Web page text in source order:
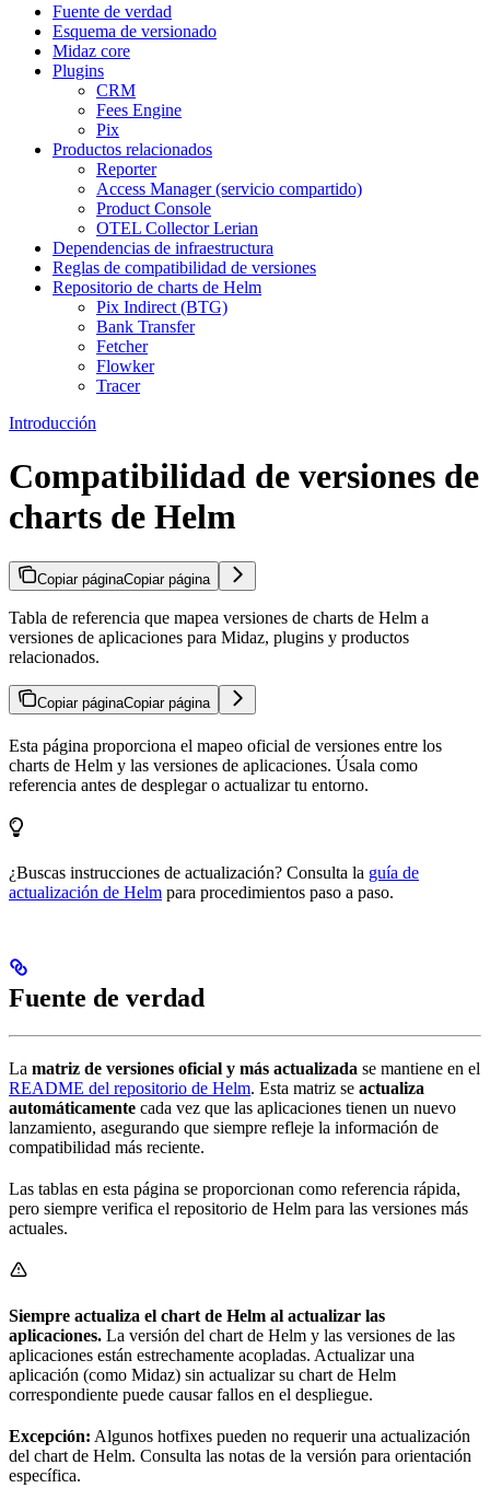
Fuente de verdad
Esquema de versionado
Midaz core
Plugins
CRM
Fees Engine
Pix
Productos relacionados
Reporter
Access Manager (servicio compartido)
Product Console
OTEL Collector Lerian
Dependencias de infraestructura
Reglas de compatibilidad de versiones
Repositorio de charts de Helm
Pix Indirect (BTG)
Bank Transfer
Fetcher
Flowker
Tracer
Introducción
Compatibilidad de versiones de
charts de Helm
Copiar páginaCopiar página
Tabla de referencia que mapea versiones de charts de Helm a
versiones de aplicaciones para Midaz, plugins y productos
relacionados.
Copiar páginaCopiar página
Esta página proporciona el mapeo oficial de versiones entre los
charts de Helm y las versiones de aplicaciones. Úsala como
referencia antes de desplegar o actualizar tu entorno.
¿Buscas instrucciones de actualización? Consulta la guía de
actualización de Helm para procedimientos paso a paso.
Fuente de verdad
La matriz de versiones oficial y más actualizada se mantiene en el
README del repositorio de Helm. Esta matriz se actualiza
automáticamente cada vez que las aplicaciones tienen un nuevo
lanzamiento, asegurando que siempre refleje la información de
compatibilidad más reciente.
Las tablas en esta página se proporcionan como referencia rápida,
pero siempre verifica el repositorio de Helm para las versiones más
actuales.
Siempre actualiza el chart de Helm al actualizar las
aplicaciones. La versión del chart de Helm y las versiones de las
aplicaciones están estrechamente acopladas. Actualizar una
aplicación (como Midaz) sin actualizar su chart de Helm
correspondiente puede causar fallos en el despliegue.
Excepción: Algunos hotfixes pueden no requerir una actualización
del chart de Helm. Consulta las notas de la versión para orientación
específica.